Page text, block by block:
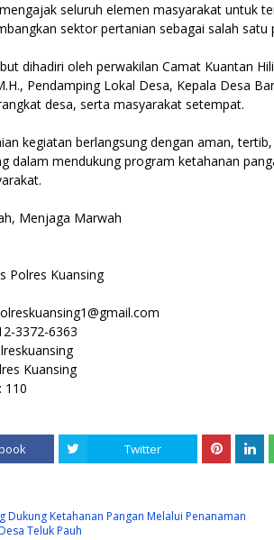
seluruh elemen masyarakat untuk
sektor pertanian sebagai salah
dihadiri oleh perwakilan Camat Kuantan
Pendamping Lokal Desa, Kepala Desa
desa, serta masyarakat setempat.
kegiatan berlangsung dengan aman,
dalam mendukung program ketahanan
Menjaga Marwah
Polres Kuansing
3372-6363
Kuansing
110
Twitter
Dukung Ketahanan Pangan Melalui Penanaman
Teluk Pauh